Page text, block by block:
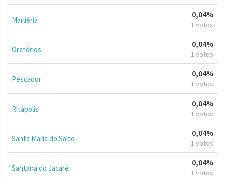
Marliéria
0,04%
1 votos
Oratórios
0,04%
1 votos
Pescador
0,04%
1 votos
Ritápolis
0,04%
1 votos
Santa Maria do Salto
0,04%
1 votos
Santana do Jacaré
0,04%
1 votos